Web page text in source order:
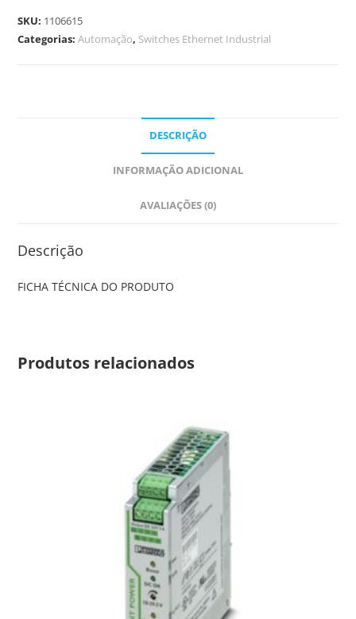
SKU: 1106615
Categorias:Automação, Switches Ethernet Industrial
DESCRIÇÃO
INFORMAÇÃO ADICIONAL
AVALIAÇÕES (0)
Descrição
FICHA TÉCNICA DO PRODUTO
Produtos relacionados